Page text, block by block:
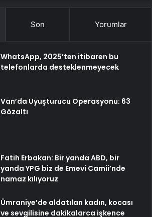
Son Yorumlar
WhatsApp, 2025’ten itibaren bu
telefonlarda desteklenmeyecek
Van’da Uyuşturucu Operasyonu: 63
Gözaltı
Fatih Erbakan: Bir yanda ABD, bir
yanda YPG biz de Emevi Camii’nde
namaz kılıyoruz
Ümraniye’de aldatılan kadın, kocası
ve sevgilisine dakikalarca işkence